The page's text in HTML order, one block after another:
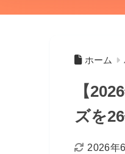
ホーム
【
ズを
2026年